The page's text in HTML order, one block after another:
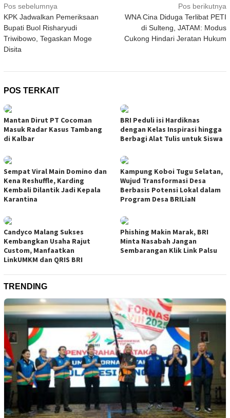
Navigasi
pos
Pos sebelumnya
KPK Jadwalkan Pemeriksaan
Bupati Buol Risharyudi
Triwibowo, Tegaskan Moge
Disita
Pos berikutnya
WNA Cina Diduga Terlibat PETI
di Sulteng, JATAM: Modus
Cukong Hindari Jeratan Hukum
POS TERKAIT
Mantan Dirut PT Cocoman
Masuk Radar Kasus Tambang
di Kalbar
BRI Peduli isi Hardiknas
dengan Kelas Inspirasi hingga
Berbagi Alat Tulis untuk Siswa
Sempat Viral Main Domino dan
Kena Reshuffle, Karding
Kembali Dilantik Jadi Kepala
Karantina
Kampung Koboi Tugu Selatan,
Wujud Transformasi Desa
Berbasis Potensi Lokal dalam
Program Desa BRILiaN
Candyco Malang Sukses
Kembangkan Usaha Rajut
Custom, Manfaatkan
LinkUMKM dan QRIS BRI
Phishing Makin Marak, BRI
Minta Nasabah Jangan
Sembarangan Klik Link Palsu
TRENDING